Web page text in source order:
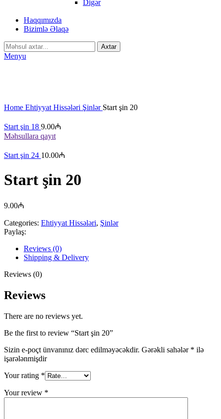
Digər
Haqqımızda
Bizimlə Əlaqə
Axtar
Menyu
Home Ehtiyyat Hissələri Şinlər Start şin 20
Start şin 18 9.00₼
Məhsullara qayıt
Start şin 24 10.00₼
Start şin 20
9.00₼
Categories: Ehtiyyat Hissələri, Şinlər
Paylaş:
Reviews (0)
Shipping & Delivery
Reviews (0)
Reviews
There are no reviews yet.
Be the first to review “Start şin 20”
Sizin e-poçt ünvanınız dərc edilməyəcəkdir. Gərəkli sahələr * ilə
işarələnmişdir
Your rating *
Your review *